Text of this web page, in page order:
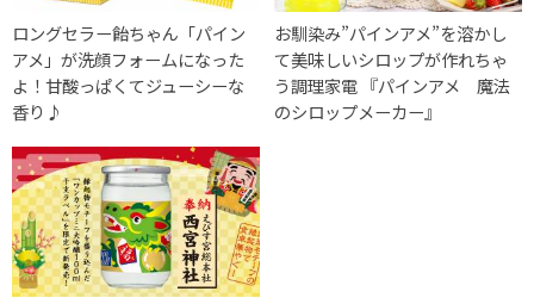
ロングセラー飴ちゃん「パイン
アメ」が洗顔フォームになった
よ！甘酸っぱくてジューシーな
香り♪
お馴染み”パインアメ”を溶かし
て美味しいシロップが作れちゃ
う調理家電 『パインアメ 魔法
のシロップメーカー』